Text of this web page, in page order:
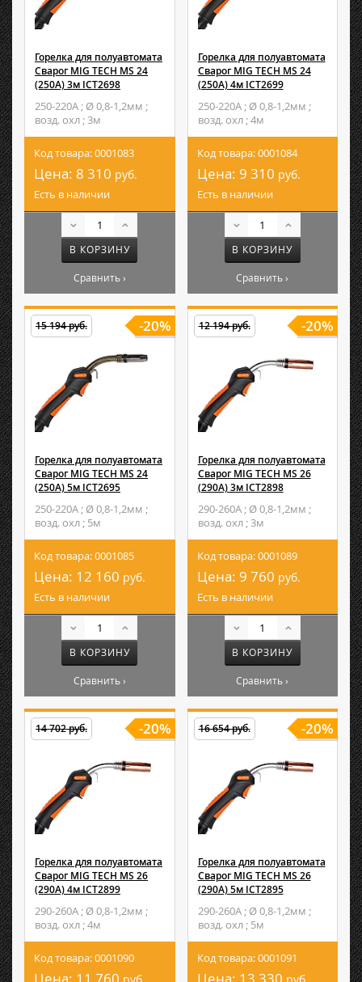
Горелка для полуавтомата
Сварог MIG TECH MS 24
(250А) 3м ICT2698
250-220А ; Ø 0,8-1,2мм ;
возд. охл ; 3м
Код товара: 0001083
Цена: 8 310 руб.
Есть в наличии
В КОРЗИНУ
Сравнить ›
Горелка для полуавтомата
Сварог MIG TECH MS 24
(250А) 4м ICT2699
250-220А ; Ø 0,8-1,2мм ;
возд. охл ; 4м
Код товара: 0001084
Цена: 9 310 руб.
Есть в наличии
В КОРЗИНУ
Сравнить ›
Горелка для полуавтомата
Сварог MIG TECH MS 24
(250А) 5м ICT2695
-20%
15 194 руб.
250-220А ; Ø 0,8-1,2мм ;
возд. охл ; 5м
Код товара: 0001085
Цена: 12 160 руб.
Есть в наличии
В КОРЗИНУ
Сравнить ›
Горелка для полуавтомата
Сварог MIG TECH MS 26
(290A) 3м ICT2898
-20%
12 194 руб.
290-260А ; Ø 0,8-1,2мм ;
возд. охл ; 3м
Код товара: 0001089
Цена: 9 760 руб.
Есть в наличии
В КОРЗИНУ
Сравнить ›
Горелка для полуавтомата
Сварог MIG TECH MS 26
(290A) 4м ICT2899
-20%
14 702 руб.
290-260А ; Ø 0,8-1,2мм ;
возд. охл ; 4м
Код товара: 0001090
Горелка для полуавтомата
Сварог MIG TECH MS 26
(290A) 5м ICT2895
-20%
16 654 руб.
290-260А ; Ø 0,8-1,2мм ;
возд. охл ; 5м
Код товара: 0001091